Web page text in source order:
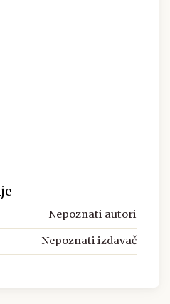
Nepoznati autori
Nepoznati izdavač